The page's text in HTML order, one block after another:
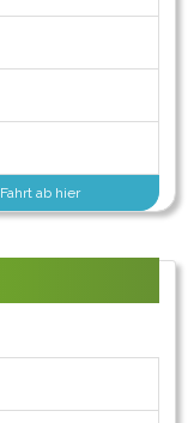
Fahrt ab hier